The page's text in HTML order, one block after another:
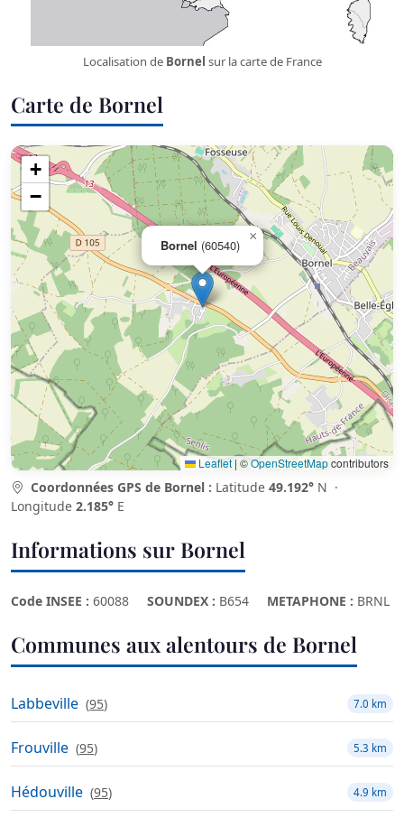
Localisation de Bornel sur la carte de France
Carte de Bornel
Bornel (60540)
×
+
−
Leaflet | ©OpenStreetMapcontributors
Coordonnées GPS de Bornel : Latitude 49.192° N ·
Longitude 2.185° E
Informations sur Bornel
Code INSEE : 60088 SOUNDEX : B654 METAPHONE : BRNL
Communes aux alentours de Bornel
Labbeville (95) 7.0 km
Frouville (95) 5.3 km
Hédouville (95) 4.9 km